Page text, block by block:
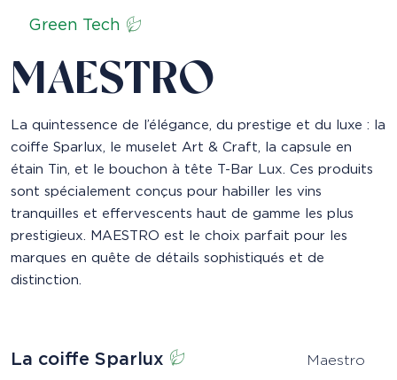
Green Tech
MAESTRO
La quintessence de l’élégance, du prestige et du luxe : la
coiffe Sparlux, le muselet Art & Craft, la capsule en
étain Tin, et le bouchon à tête T-Bar Lux. Ces produits
sont spécialement conçus pour habiller les vins
tranquilles et effervescents haut de gamme les plus
prestigieux. MAESTRO est le choix parfait pour les
marques en quête de détails sophistiqués et de
distinction.
La coiffe Sparlux Maestro